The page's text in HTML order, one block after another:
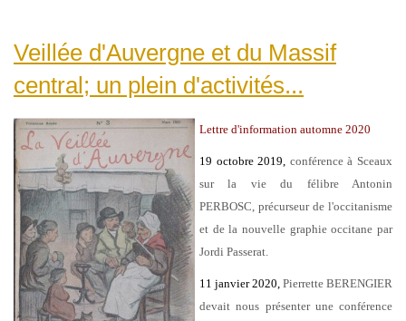
Veillée d'Auvergne et du Massif
central; un plein d'activités...
Lettre d'information automne 2020
19 octobre 2019, conférence à Sceaux
sur la vie du félibre Antonin
PERBOSC, précurseur de l'occitanisme
et de la nouvelle graphie occitane par
Jordi Passerat.
11 janvier 2020, Pierrette BERENGIER
devait nous présenter une conférence